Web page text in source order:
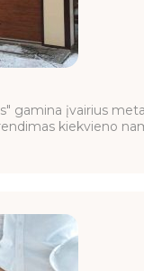
gamina įvairius
kiekvieno